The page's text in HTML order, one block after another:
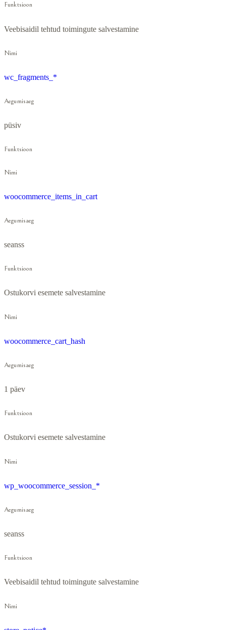
Funktsioon
Veebisaidil tehtud toimingute salvestamine
Nimi
wc_fragments_*
Aegumisaeg
püsiv
Funktsioon
Nimi
woocommerce_items_in_cart
Aegumisaeg
seanss
Funktsioon
Ostukorvi esemete salvestamine
Nimi
woocommerce_cart_hash
Aegumisaeg
1 päev
Funktsioon
Ostukorvi esemete salvestamine
Nimi
wp_woocommerce_session_*
Aegumisaeg
seanss
Funktsioon
Veebisaidil tehtud toimingute salvestamine
Nimi